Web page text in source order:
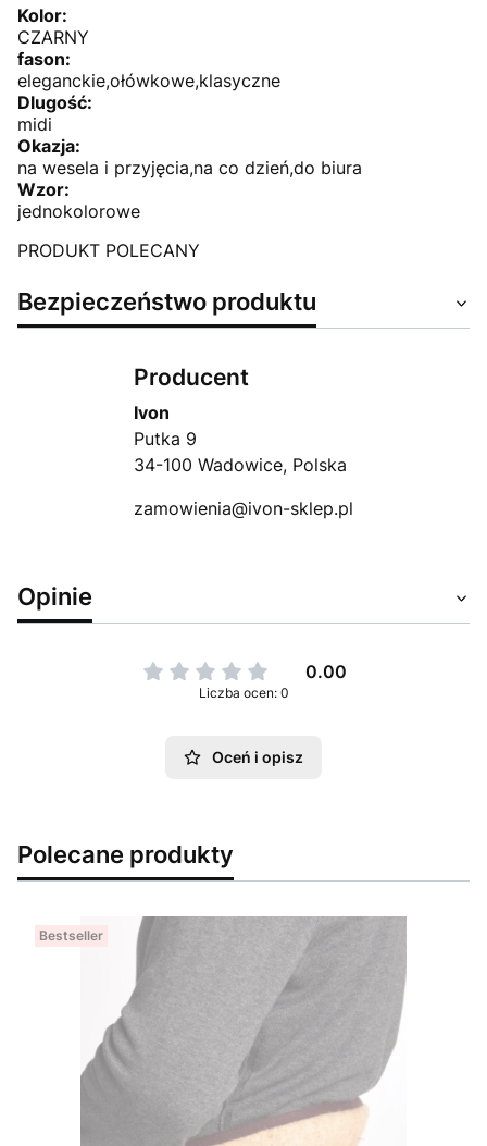
Kolor:
CZARNY
fason:
eleganckie,ołówkowe,klasyczne
Dlugość:
midi
Okazja:
na wesela i przyjęcia,na co dzień,do biura
Wzor:
jednokolorowe
PRODUKT POLECANY
Bezpieczeństwo produktu
Producent
Ivon
Putka 9
34-100 Wadowice, Polska
zamowienia@ivon-sklep.pl
Opinie
0.00
Liczba ocen: 0
Oceń i opisz
Polecane produkty
Bestseller